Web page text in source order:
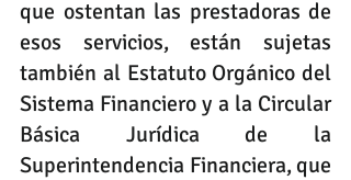
que ostentan las prestadoras de
esos servicios, están sujetas
también al Estatuto Orgánico del
Sistema Financiero y a la Circular
Básica Jurídica de la
Superintendencia Financiera, que